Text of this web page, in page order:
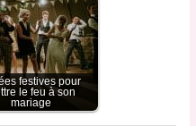
festives pour
le feu à son
mariage